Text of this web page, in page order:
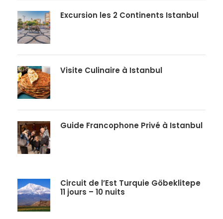
Excursion les 2 Continents Istanbul
Visite Culinaire à Istanbul
Guide Francophone Privé à Istanbul
Circuit de l’Est Turquie Göbeklitepe
11 jours – 10 nuits